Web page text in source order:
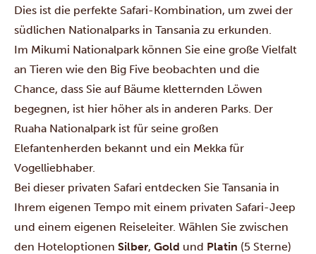
Dies ist die perfekte Safari-Kombination, um zwei der
südlichen Nationalparks in Tansania zu erkunden.
Im Mikumi Nationalpark können Sie eine große Vielfalt
an Tieren wie den Big Five beobachten und die
Chance, dass Sie auf Bäume kletternden Löwen
begegnen, ist hier höher als in anderen Parks. Der
Ruaha Nationalpark ist für seine großen
Elefantenherden bekannt und ein Mekka für
Vogelliebhaber.
Bei dieser privaten Safari entdecken Sie Tansania in
Ihrem eigenen Tempo mit einem privaten Safari-Jeep
und einem eigenen Reiseleiter. Wählen Sie zwischen
den Hoteloptionen Silber, Gold und Platin (5 Sterne)